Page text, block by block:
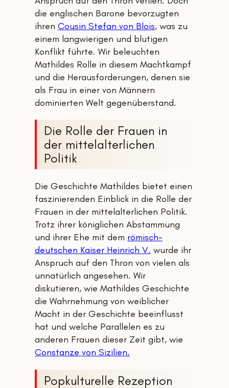
die englischen Barone bevorzugten
ihren Cousin Stefan von Blois, was zu
einem langwierigen und blutigen
Konflikt führte. Wir beleuchten
Mathildes Rolle in diesem Machtkampf
und die Herausforderungen, denen sie
als Frau in einer von Männern
dominierten Welt gegenüberstand.
Die Rolle der Frauen in
der mittelalterlichen
Politik
Die Geschichte Mathildes bietet einen
faszinierenden Einblick in die Rolle der
Frauen in der mittelalterlichen Politik.
Trotz ihrer königlichen Abstammung
und ihrer Ehe mit dem römisch-
deutschen Kaiser Heinrich V. wurde ihr
Anspruch auf den Thron von vielen als
unnatürlich angesehen. Wir
diskutieren, wie Mathildes Geschichte
die Wahrnehmung von weiblicher
Macht in der Geschichte beeinflusst
hat und welche Parallelen es zu
anderen Frauen dieser Zeit gibt, wie
Constanze von Sizilien.
Popkulturelle Rezeption